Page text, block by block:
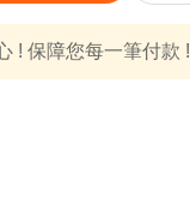
! 保障您每一筆付款 !